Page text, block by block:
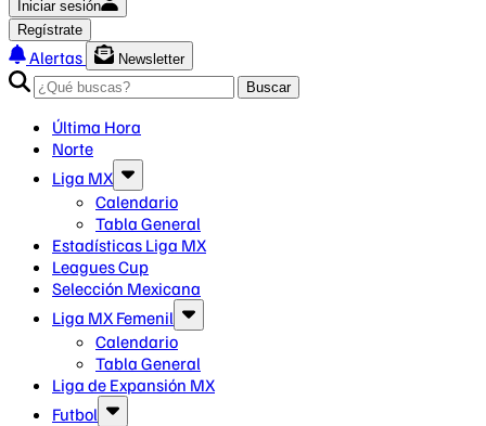
Iniciar sesión
Regístrate
Alertas
Newsletter
Buscar
Última Hora
Norte
Liga MX
Calendario
Tabla General
Estadísticas Liga MX
Leagues Cup
Selección Mexicana
Liga MX Femenil
Calendario
Tabla General
Liga de Expansión MX
Futbol